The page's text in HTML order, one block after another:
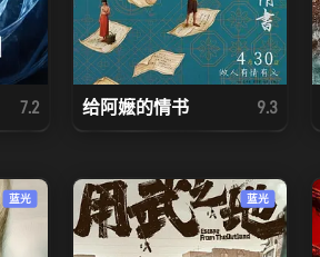
7.2 给阿嬷的情书 9.3
蓝光 蓝光